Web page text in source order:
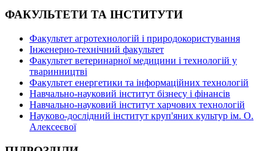
ФАКУЛЬТЕТИ ТА ІНСТИТУТИ
Факультет агротехнологій і природокористування
Інженерно-технічний факультет
Факультет ветеринарної медицини і технологій у
тваринництві
Факультет енергетики та інформаційних технологій
Навчально-науковий інститут бізнесу і фінансів
Навчально-науковий інститут харчових технологій
Науково-дослідний інститут круп'яних культур ім. О.
Алексеєвої